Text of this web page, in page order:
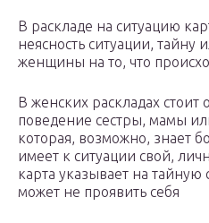
В раскладе на ситуацию
неясность ситуации, тайну
женщины на то, что
В женских раскладах стоит
поведение сестры, мамы
которая, возможно, знает
имеет к ситуации свой,
карта указывает на тайную
может не проявить себя